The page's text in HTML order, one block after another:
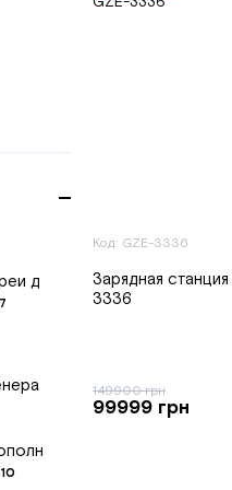
д
10
Код: GZE-3336
Зарядная
3336
149900 грн
99999 грн